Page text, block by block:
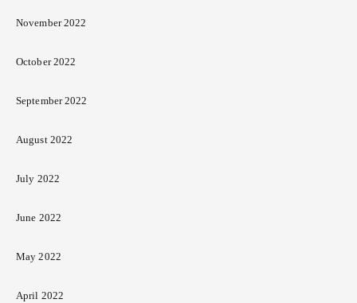
November 2022
October 2022
September 2022
August 2022
July 2022
June 2022
May 2022
April 2022